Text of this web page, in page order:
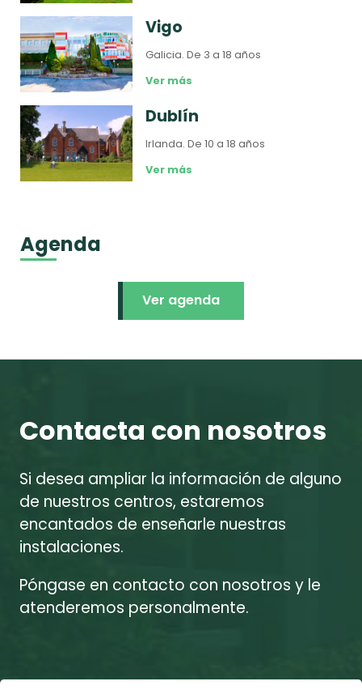
Vigo
Galicia.De 3 a 18 años
Ver más
Dublín
Irlanda.De 10 a 18 años
Ver más
Agenda
Ver agenda
Contacta con nosotros
Si desea ampliar la información de alguno
de nuestros centros, estaremos
encantados de enseñarle nuestras
instalaciones.
Póngase en contacto con nosotros y le
atenderemos personalmente.